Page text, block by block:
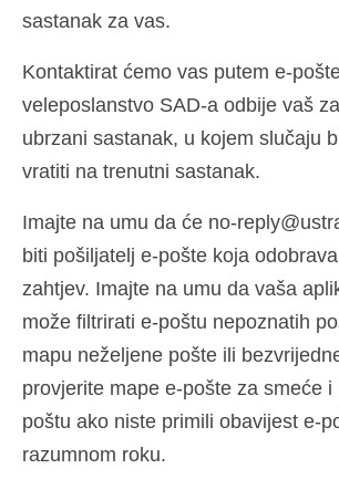
sastanak za vas.
Kontaktirat ćemo vas putem e-
veleposlanstvo SAD-a odbije vaš
ubrzani sastanak, u kojem slučaju
vratiti na trenutni sastanak.
Imajte na umu da će no-
biti pošiljatelj e-pošte koja
zahtjev. Imajte na umu da vaša
može filtrirati e-poštu nepoznatih
mapu neželjene pošte ili
provjerite mape e-pošte za smeće i
poštu ako niste primili obavijest e-
razumnom roku.